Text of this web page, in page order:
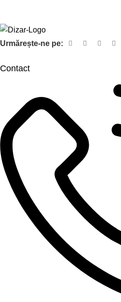
Urmărește-ne pe:
Contact